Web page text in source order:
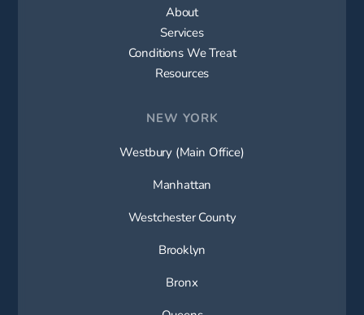
About
Services
Conditions We Treat
Resources
NEW YORK
Westbury (Main Office)
Manhattan
Westchester County
Brooklyn
Bronx